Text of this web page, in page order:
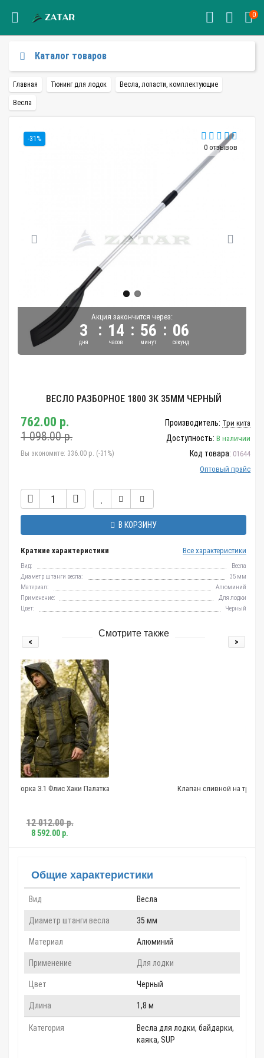
0
Каталог товаров
Главная Тюнинг для лодок Весла, лопасти, комплектующие
Весла
-31%
0 отзывов
Акция закончится через:
3
дня
: 14
часов
: 56
минут
: 05
секунд
ВЕСЛО РАЗБОРНОЕ 1800 3К 35ММ ЧЕРНЫЙ
762.00 р.
1 098.00 р.
Вы экономите: 336.00 р. (-31%)
Производитель: Три кита
Доступность: В наличии
Код товара: 01644
Оптовый прайс
В КОРЗИНУ
Краткие характеристики Все характеристики
Вид:
Весла
Диаметр штанги весла:
35 мм
Материал:
Алюминий
Применение:
Для лодки
Цвет:
Черный
Смотрите также
Клапан сливной на транец 18мм, шибер, №1.1,
< >
Общие характеристики
Вид Весла
Диаметр штанги весла 35 мм
Материал Алюминий
Применение Для лодки
Цвет Черный
Длина 1,8 м
Категория
Весла для лодки, байдарки,
каяка, SUP